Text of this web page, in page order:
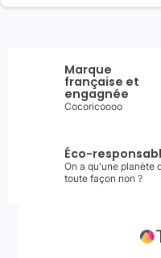
Marque
française et
engagnée
Cocoricoooo
Éco-
On a qu'une planète
toute façon non ?